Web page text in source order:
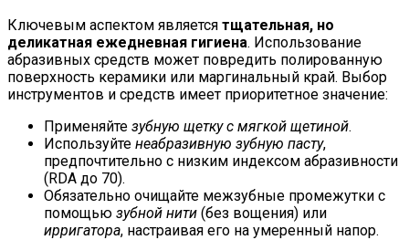
Ключевым аспектом является тщательная, но
деликатная ежедневная гигиена. Использование
абразивных средств может повредить полированную
поверхность керамики или маргинальный край. Выбор
инструментов и средств имеет приоритетное значение:
Применяйте зубную щетку с мягкой щетиной.
Используйте неабразивную зубную пасту,
предпочтительно с низким индексом абразивности
(RDA до 70).
Обязательно очищайте межзубные промежутки с
помощью зубной нити (без вощения) или
ирригатора, настраивая его на умеренный напор.